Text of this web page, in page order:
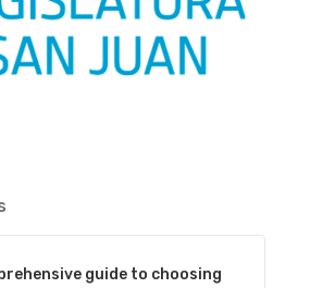
guide to choosing